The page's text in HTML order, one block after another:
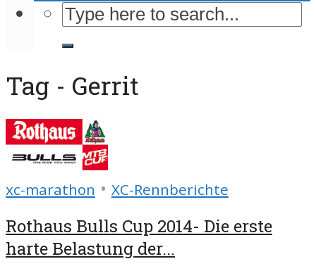
Tag - Gerrit
xc-marathon • XC-Rennberichte
Rothaus Bulls Cup 2014- Die erste
harte Belastung der...